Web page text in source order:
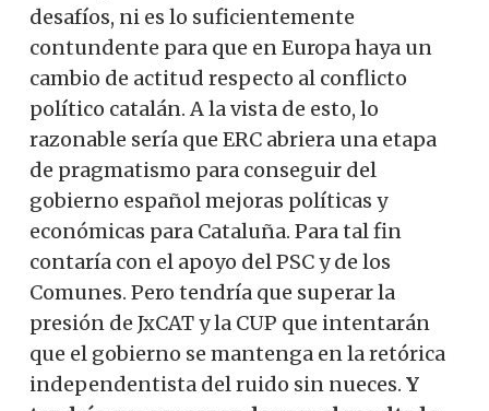
desafíos, ni es lo suficientemente
contundente para que en Europa haya un
cambio de actitud respecto al conflicto
político catalán. A la vista de esto, lo
razonable sería que ERC abriera una etapa
de pragmatismo para conseguir del
gobierno español mejoras políticas y
económicas para Cataluña. Para tal fin
contaría con el apoyo del PSC y de los
Comunes. Pero tendría que superar la
presión de JxCAT y la CUP que intentarán
que el gobierno se mantenga en la retórica
independentista del ruido sin nueces. Y